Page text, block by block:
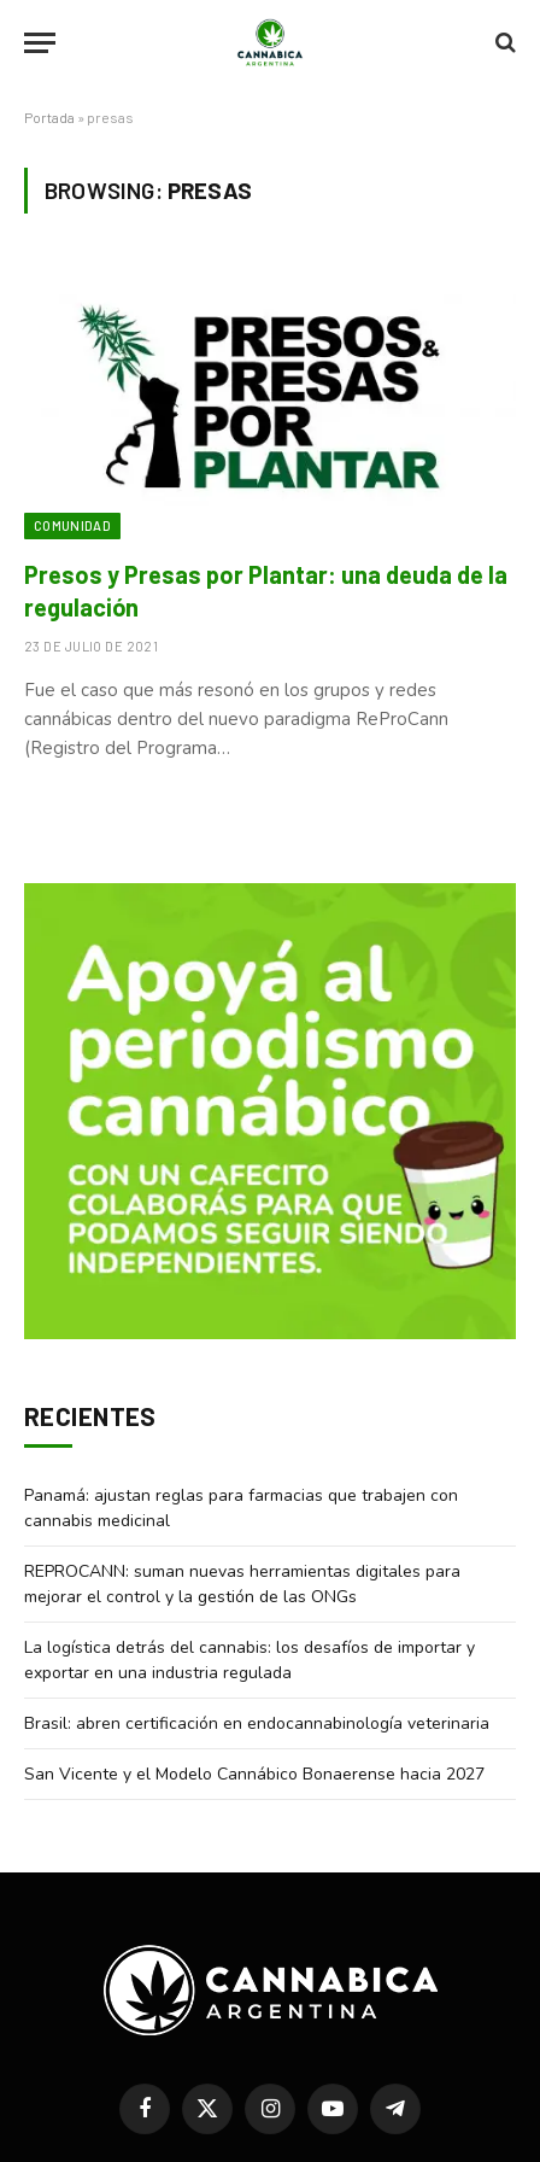
Portada » presas
BROWSING: PRESAS
COMUNIDAD
Presos y Presas por Plantar: una deuda de la
regulación
23 DE JULIO DE 2021
Fue el caso que más resonó en los grupos y redes
cannábicas dentro del nuevo paradigma ReProCann
(Registro del Programa…
RECIENTES
Panamá: ajustan reglas para farmacias que trabajen con
cannabis medicinal
REPROCANN: suman nuevas herramientas digitales para
mejorar el control y la gestión de las ONGs
La logística detrás del cannabis: los desafíos de importar y
exportar en una industria regulada
Brasil: abren certificación en endocannabinología veterinaria
San Vicente y el Modelo Cannábico Bonaerense hacia 2027
FacebookX
(Twitter)
InstagramYouTubeTelegram